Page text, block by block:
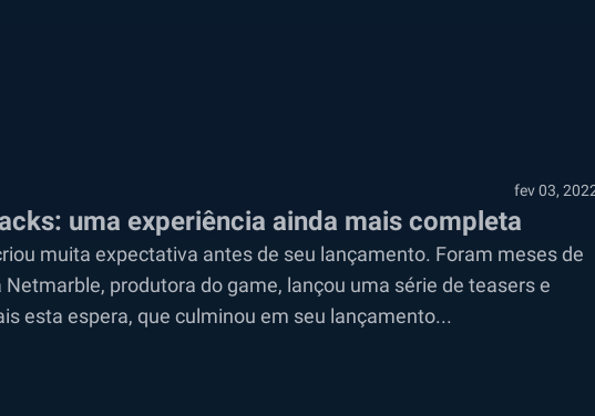
fev 03,
uma experiência ainda mais completa
muita expectativa antes de seu lançamento. Foram meses de
produtora do game, lançou uma série de teasers e
esta espera, que culminou em seu lançamento...